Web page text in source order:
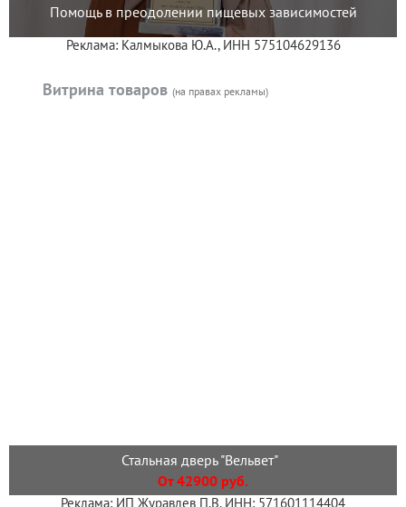
Помощь в преодолении пищевых зависимостей
Реклама: Калмыкова Ю.А., ИНН 575104629136
Витрина товаров (на правах рекламы)
Стальная дверь "Вельвет"
От 42900 руб.
Реклама: ИП Журавлев П.В. ИНН: 571601114404